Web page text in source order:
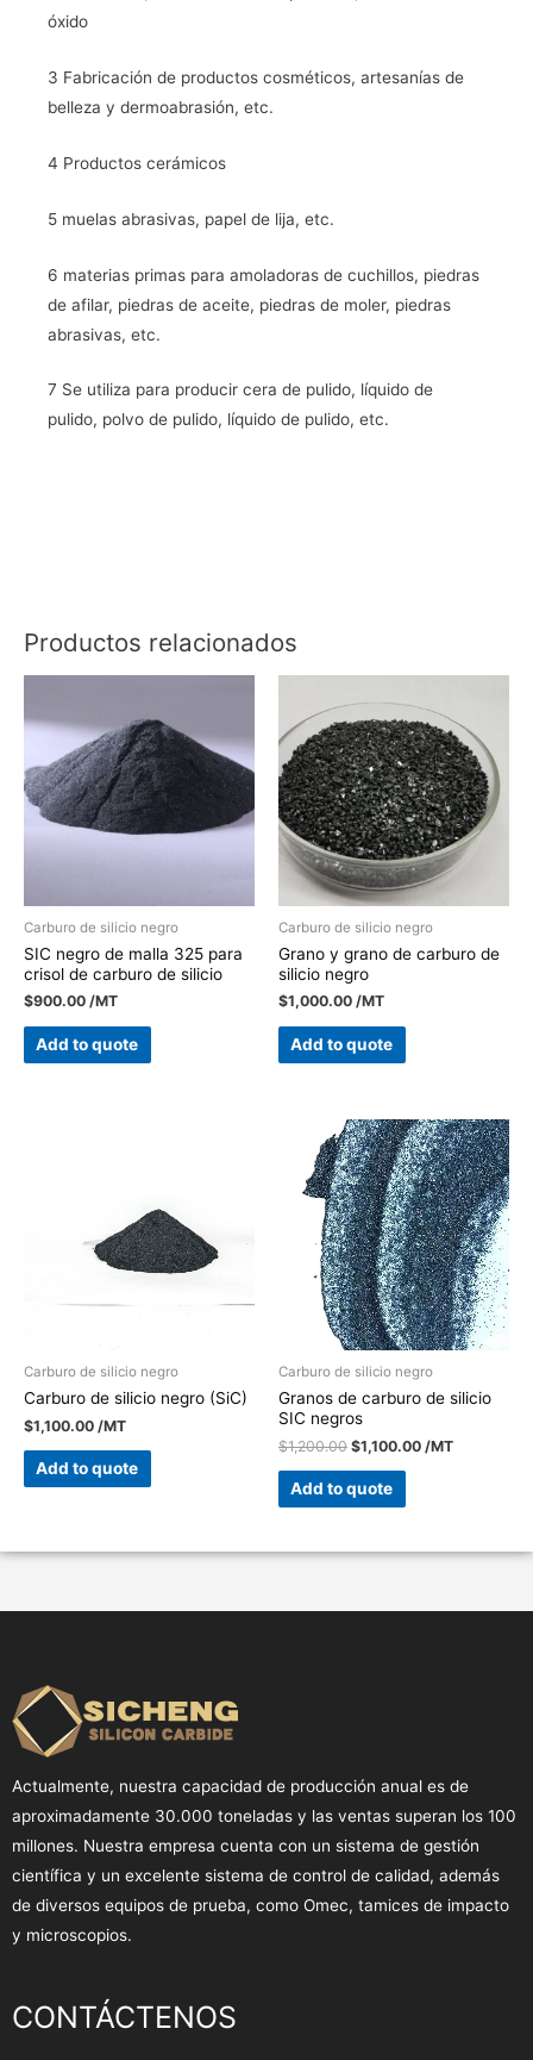
óxido
3 Fabricación de productos cosméticos, artesanías de
belleza y dermoabrasión, etc.
4 Productos cerámicos
5 muelas abrasivas, papel de lija, etc.
6 materias primas para amoladoras de cuchillos, piedras
de afilar, piedras de aceite, piedras de moler, piedras
abrasivas, etc.
7 Se utiliza para producir cera de pulido, líquido de
pulido, polvo de pulido, líquido de pulido, etc.
Productos relacionados
Carburo de silicio negro
SIC negro de malla 325 para
crisol de carburo de silicio
$900.00 /MT
Add to quote
Carburo de silicio negro
Grano y grano de carburo de
silicio negro
$1,000.00 /MT
Add to quote
Carburo de silicio negro
Carburo de silicio negro (SiC)
$1,100.00 /MT
Add to quote
Carburo de silicio negro
Granos de carburo de silicio
SIC negros
$1,200.00 $1,100.00 /MT
Add to quote
Actualmente, nuestra capacidad de producción anual es de
aproximadamente 30.000 toneladas y las ventas superan los 100
millones. Nuestra empresa cuenta con un sistema de gestión
científica y un excelente sistema de control de calidad, además
de diversos equipos de prueba, como Omec, tamices de impacto
y microscopios.
CONTÁCTENOS